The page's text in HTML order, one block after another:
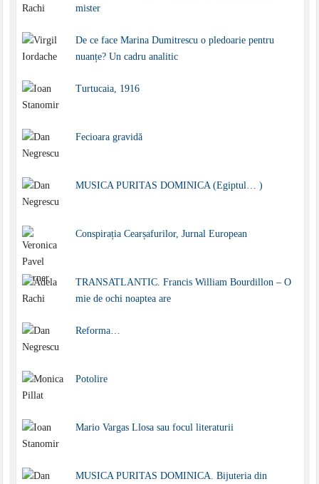
mister
De ce face Marina Dumitrescu o pledoarie pentru
nuanțe? Un cadru analitic
Turtucaia, 1916
Fecioara gravidă
MUSICA PURITAS DOMINICA (Egiptul… )
Conspirația Cearșafurilor, Jurnal European
TRANSATLANTIC. Francis William Bourdillon – O
mie de ochi noaptea are
Reforma…
Potolire
Mario Vargas Llosa sau focul literaturii
MUSICA PURITAS DOMINICA. Bijuteria din